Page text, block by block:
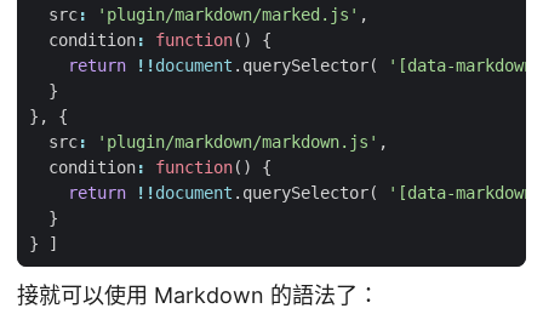
src: 'plugin/markdown/marked.js' ,
condition: function()
{
return
!!document . querySelector(
'[data-
}
},
{
src: 'plugin/markdown/markdown.js' ,
condition: function()
{
return
!!document . querySelector(
'[data-
}
}
]
接就可以使用 Markdown 的語法了：